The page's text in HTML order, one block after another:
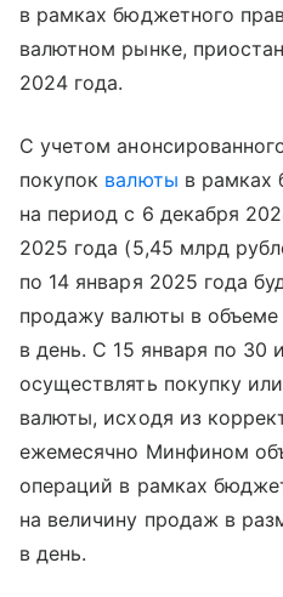
в рамках бюджетного
валютном рынке,
2024 года.
С учетом
покупок валюты в рамках
на период с 6 декабря
2025 года (5,45 млрд
по 14 января 2025 года
продажу валюты в объеме
в день. С 15 января по 30
осуществлять покупку
валюты, исходя из
ежемесячно Минфином
операций в рамках
на величину продаж в
в день.